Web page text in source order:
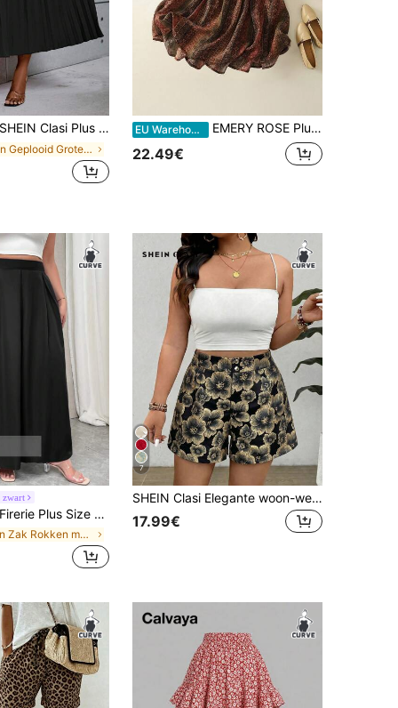
SHEIN Clasi Plus Size Basic Effen Kleur Geplooide Rok, Geschikt Voor Lente En Zomer
in Geplooid Grote maten Bodems
EU Warehouse EMERY ROSE Plus size rok in bohemian stijl met elastische taille en A-lijn, retro bloemenprint, elegant voor de feestdagen en casual gelegenheden, tailleband met strik, rok voor de lente/zomer.
22.49€
zwart
Firerie Plus Size Dames Hoge Taille Grijze Maxi Geplooide A-lijn Rok Met Zakken En Elastische Tailleband, Terug Naar School
in Zak Rokken met grote maten
7
SHEIN Clasi Elegante woon-werkverkeer shorts met knoopsluiting en getextureerde stof voor dames in grote maten
17.99€